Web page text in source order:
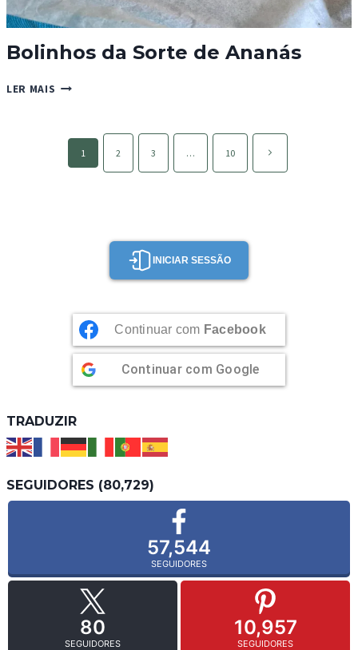
Bolinhos da Sorte de Ananás
LER MAIS BOLINHOS
ANANÁS
navigation
1 2 3 … 10
Página
seguinte
INICIAR SESSÃO
Continuar com Facebook
Continuar com Google
TRADUZIR
SEGUIDORES (80,729)
57,544
SEGUIDORES
80
SEGUIDORES
10,957
SEGUIDORES